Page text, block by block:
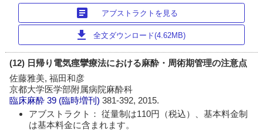
article アブストラクトを見る
download 全文ダウンロード(4.62MB)
(12) 日帰り電気痙攣療法における麻酔・周術期管理の注意点
佐藤雅美, 福田和彦
京都大学医学部附属病院麻酔科
臨床麻酔 39 (臨時増刊)381-392, 2015.
アブストラクト： 従量制は110円（税込）、基本料金制
は基本料金に含まれます。